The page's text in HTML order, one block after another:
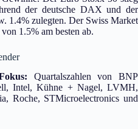
der deutsche DAX und der
1.4% zulegten. Der Swiss Market
1.5% am besten ab.
Quartalszahlen von BNP
Intel, Kühne + Nagel, LVMH,
Roche, STMicroelectronics und